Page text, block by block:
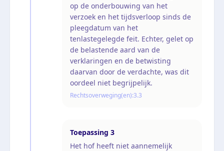
op de onderbouwing van het
verzoek en het tijdsverloop sinds de
pleegdatum van het
tenlastegelegde feit. Echter, gelet op
de belastende aard van de
verklaringen en de betwisting
daarvan door de verdachte, was dit
oordeel niet begrijpelijk.
Rechtsoverweging(en):3.3
Toepassing 3
Het hof heeft niet aannemelijk